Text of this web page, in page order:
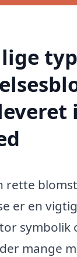
i
rette
er en
symbolik
mange